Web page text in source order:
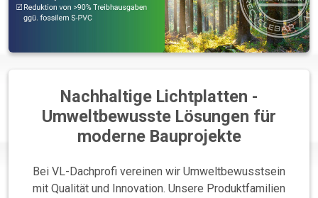
Nachhaltige Lichtplatten -
Umweltbewusste Lösungen für
moderne Bauprojekte
Bei VL-Dachprofi vereinen wir Umweltbewusstsein
mit Qualität und Innovation. Unsere Produktfamilien